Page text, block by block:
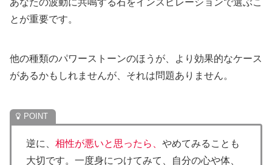
とが重要です。
他の種類のパワーストーンのほうが、より効果的なケース
があるかもしれませんが、それは問題ありません。
逆に、 相性が悪いと思ったら、 やめてみることも
大切です。一度身につけてみて、自分の心や体、